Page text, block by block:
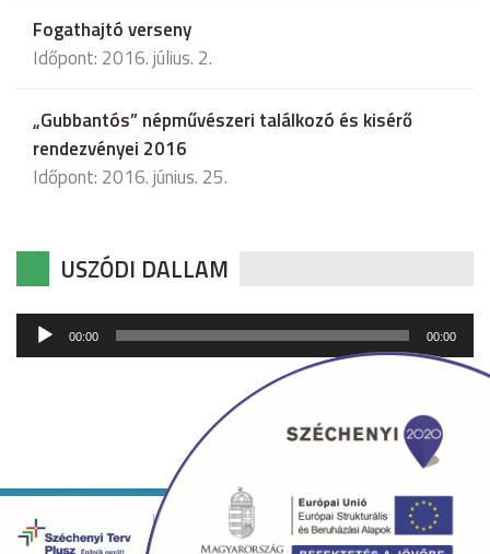
Fogathajtó verseny
Időpont: 2016. július. 2.
„Gubbantós” népművészeri találkozó és kisérő
rendezvényei 2016
Időpont: 2016. június. 25.
USZÓDI DALLAM
Audió
lejátszó
00:00 00:00
Copyright © 2026 uszod.hu Minden jog fenntartva. •